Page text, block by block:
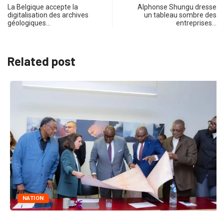
La Belgique accepte la
digitalisation des archives
géologiques…
Alphonse Shungu dresse
un tableau sombre des
entreprises…
Related post
NATION